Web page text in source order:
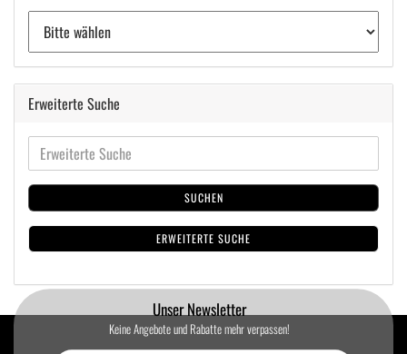
Erweiterte Suche
SUCHEN
ERWEITERTE SUCHE
Unser Newsletter
Keine Angebote und Rabatte mehr verpassen!